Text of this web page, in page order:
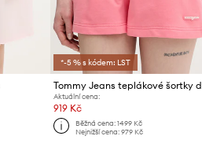
*-5 % s kódem: LST
Aktuální cena:
919 Kč
Běžná cena: 1499 Kč
Nejnižší cena: 979 Kč